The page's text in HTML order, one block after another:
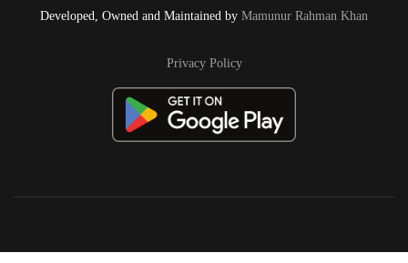
Developed, Owned and Maintained by Mamunur Rahman Khan
Privacy Policy